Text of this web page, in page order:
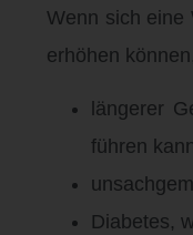
Wenn sich eine
erhöhen
längerer
führen
Diabetes,